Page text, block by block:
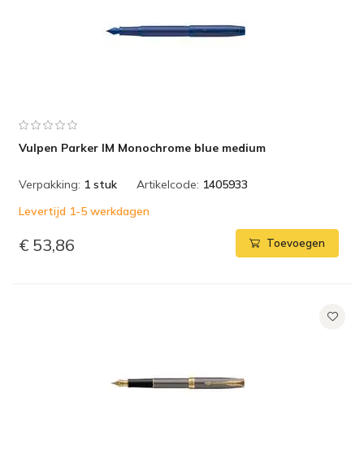
Vulpen Parker IM Monochrome blue medium
Verpakking: 1 stuk Artikelcode: 1405933
Levertijd 1-5 werkdagen
€ 53,86 Toevoegen